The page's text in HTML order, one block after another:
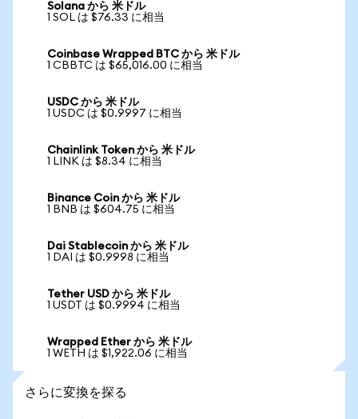
Solana から 米ドル
1 SOL は $76.33 に相当
Coinbase Wrapped BTC から 米ドル
1 CBBTC は $65,016.00 に相当
USDC から 米ドル
1 USDC は $0.9997 に相当
Chainlink Token から 米ドル
1 LINK は $8.34 に相当
Binance Coin から 米ドル
1 BNB は $604.75 に相当
Dai Stablecoin から 米ドル
1 DAI は $0.9998 に相当
Tether USD から 米ドル
1 USDT は $0.9994 に相当
Wrapped Ether から 米ドル
1 WETH は $1,922.06 に相当
さらに変換を探る